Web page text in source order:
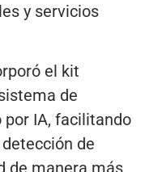
y servicios
el kit
de
IA, facilitando
de
de manera más